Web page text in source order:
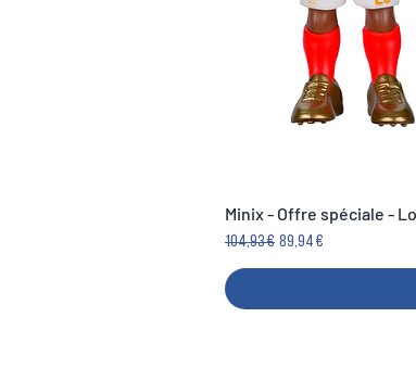
Minix - Offre spéciale -
Prezzo regolare
104,93 € Prezzo scontato
89,94 €